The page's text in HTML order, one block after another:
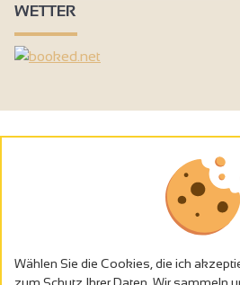
WETTER
Wählen Sie die Cookies, die ich